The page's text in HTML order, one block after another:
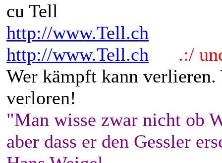
cu Tell
http://www.Tell.ch
http://www.Tell.ch
.:/
Wer kämpft kann
verloren!
"Man wisse zwar nicht ob
aber dass er den Gessler